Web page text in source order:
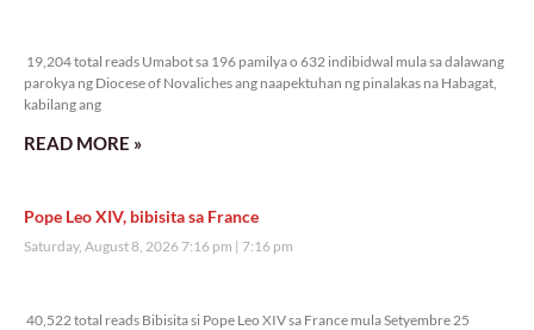
19,204 total reads Umabot sa 196 pamilya o 632 indibidwal mula sa dalawang
parokya ng Diocese of Novaliches ang naapektuhan ng pinalakas na Habagat,
kabilang ang
READ MORE »
Pope Leo XIV, bibisita sa France
Saturday, August 8, 2026 7:16 pm 7:16 pm
40,522 total reads Bibisita si Pope Leo XIV sa France mula Setyembre 25